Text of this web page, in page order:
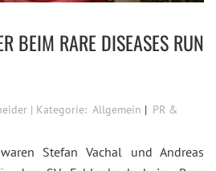
BEIM RARE DISEASES RUN
| Kategorie: Allgemein
PR &
Stefan Vachal und Andreas